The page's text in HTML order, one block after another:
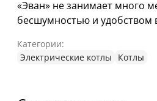
«Эван» не занимает много
бесшумностью и удобством
Категории:
Электрические котлы
Котлы